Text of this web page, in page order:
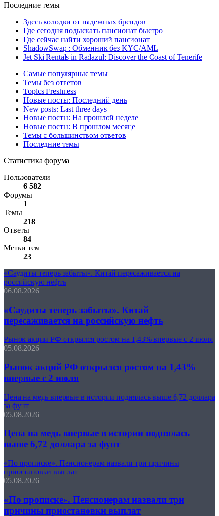
Последние темы
Здесь колодки от надежных брендов
Где сегодня подыскать пансионат быстро
Где сейчас найти хороший пансионат
ShadowSwap : Обменник без KYC/AML
Jet Ski Rentals in Radazul: Discover the Coast of Tenerife
Самые популярные темы
Темы без ответов
Topics Freshness
Новые посты: Последний день
New posts: Last three days
Новые посты: На прошлой неделе
Новые посты: В прошлом месяце
Темы с большинством ответов
Последние темы
Статистика форума
Пользователи
6 582
Форумы
1
Темы
218
Ответы
84
Метки тем
23
«Саудиты теперь забыты». Китай пересаживается на
российскую нефть
06.08.2026
«Саудиты теперь забыты». Китай
пересаживается на российскую нефть
Рынок акций РФ открылся ростом на 1,43% впервые с 2 июля
05.08.2026
Рынок акций РФ открылся ростом на 1,43%
впервые с 2 июля
Цена на медь впервые в истории поднялась выше 6,72 доллара
за фунт
05.08.2026
Цена на медь впервые в истории поднялась
выше 6,72 доллара за фунт
«По прописке». Пенсионерам назвали три причины
приостановки выплат
05.08.2026
«По прописке». Пенсионерам назвали три
причины приостановки выплат